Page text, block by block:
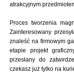
atrakcyjnym
Proces tworzenia
Zainteresowany
znaleść na firmowym
etapie projekt
przesłany do
czekasz już tylko na